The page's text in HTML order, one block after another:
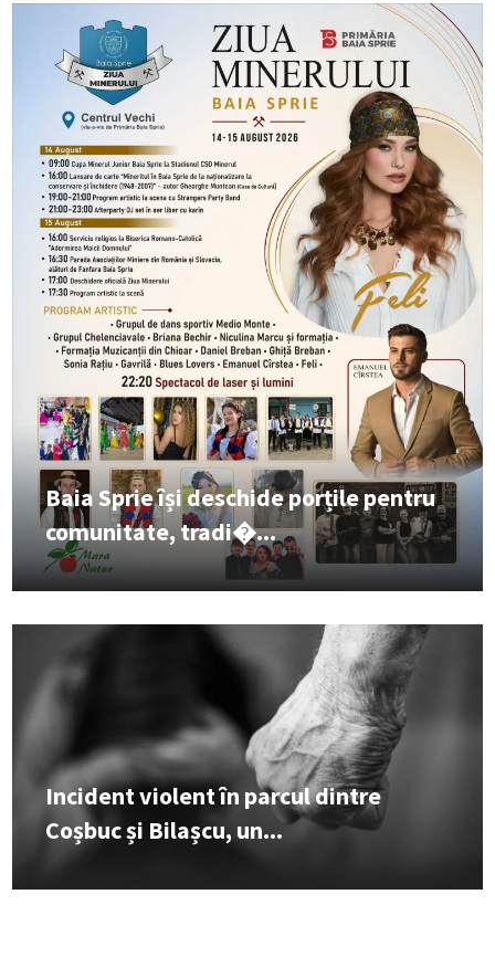
Baia Sprie își deschide porțile pentru
comunitate, tradi�...
Incident violent în parcul dintre
Coșbuc și Bilașcu, un...